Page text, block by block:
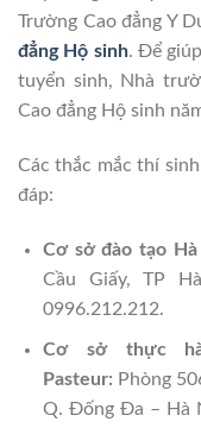
Trường Cao đẳng Y
đẳng Hộ sinh. Để
tuyển sinh, Nhà
Cao đẳng Hộ sinh
Các thắc mắc thí
đáp:
Cơ sở đào tạo Hà
Cầu Giấy, TP
0996.212.212.
Cơ sở thực
Pasteur: Phòng
Q. Đống Đa – Hà